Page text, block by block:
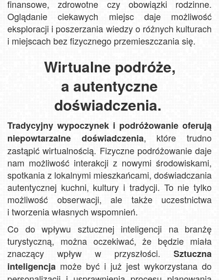
finansowe, zdrowotne czy obowiązki rodzinne.
Oglądanie ciekawych miejsc daje możliwość
eksploracji i poszerzania wiedzy o różnych kulturach
i miejscach bez fizycznego przemieszczania się.
Wirtualne podróże,
a autentyczne
doświadczenia.
Tradycyjny wypoczynek i podróżowanie oferują
niepowtarzalne doświadczenia, które trudno
zastąpić wirtualnością. Fizyczne podróżowanie daje
nam możliwość interakcji z nowymi środowiskami,
spotkania z lokalnymi mieszkańcami, doświadczania
autentycznej kuchni, kultury i tradycji. To nie tylko
możliwość obserwacji, ale także uczestnictwa
i tworzenia własnych wspomnień.
Co do wpływu sztucznej inteligencji na branżę
turystyczną, można oczekiwać, że będzie miała
znaczący wpływ w przyszłości. Sztuczna
inteligencja może być i już jest wykorzystana do